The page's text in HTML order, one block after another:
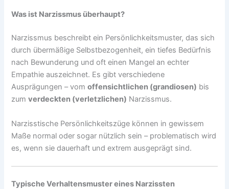
Was ist Narzissmus überhaupt?
Narzissmus beschreibt ein Persönlichkeitsmuster, das sich
durch übermäßige Selbstbezogenheit, ein tiefes Bedürfnis
nach Bewunderung und oft einen Mangel an echter
Empathie auszeichnet. Es gibt verschiedene
Ausprägungen – vomoffensichtlichen (grandiosen) bis
zumverdeckten (verletzlichen) Narzissmus.
Narzisstische Persönlichkeitszüge können in gewissem
Maße normal oder sogar nützlich sein – problematisch wird
es, wenn sie dauerhaft und extrem ausgeprägt sind.
Typische Verhaltensmuster eines Narzissten